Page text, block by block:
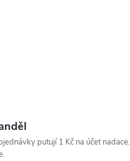
putují 1 Kč na účet nadace.